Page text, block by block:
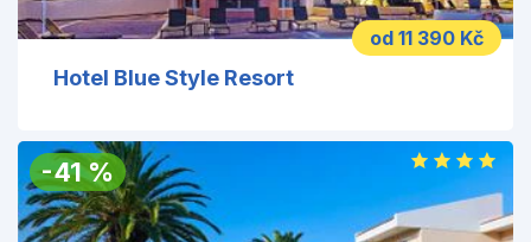
od 11 390 Kč
Hotel Blue Style Resort
-41%